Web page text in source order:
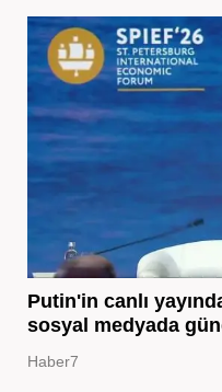
Putin'in canlı
sosyal medyada
Haber7